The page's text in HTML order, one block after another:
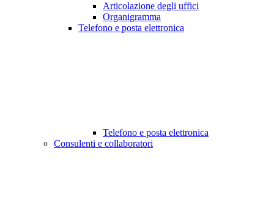
Articolazione degli uffici
Organigramma
Telefono e posta elettronica
Telefono e posta elettronica
Consulenti e collaboratori